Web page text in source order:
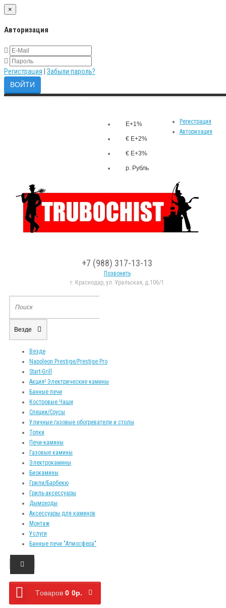
×
Авторизация
Регистрация Забыли пароль?
Регистрация
Авторизация
E+1%
€ E+2%
€ E+3%
р. Рубль
+7 (988) 317-13-13
Позвонить
г. Краснодар, ул. Уральская, д.106/1
Везде
Везде
Napoleon Prestige/Prestige Pro
Start-Grill
Акция! Электрические камины
Банные печи
Костровые Чаши
Специи/Соусы
Уличные газовые обогреватели и столы
Топки
Печи-камины
Газовые камины
Электрокамины
Биокамины
Грили/Барбекю
Гриль-аксессуары
Дымоходы
Аксессуары для каминов
Монтаж
Услуги
Банные печи "Атмосфера"
Tоваров 0 0р.